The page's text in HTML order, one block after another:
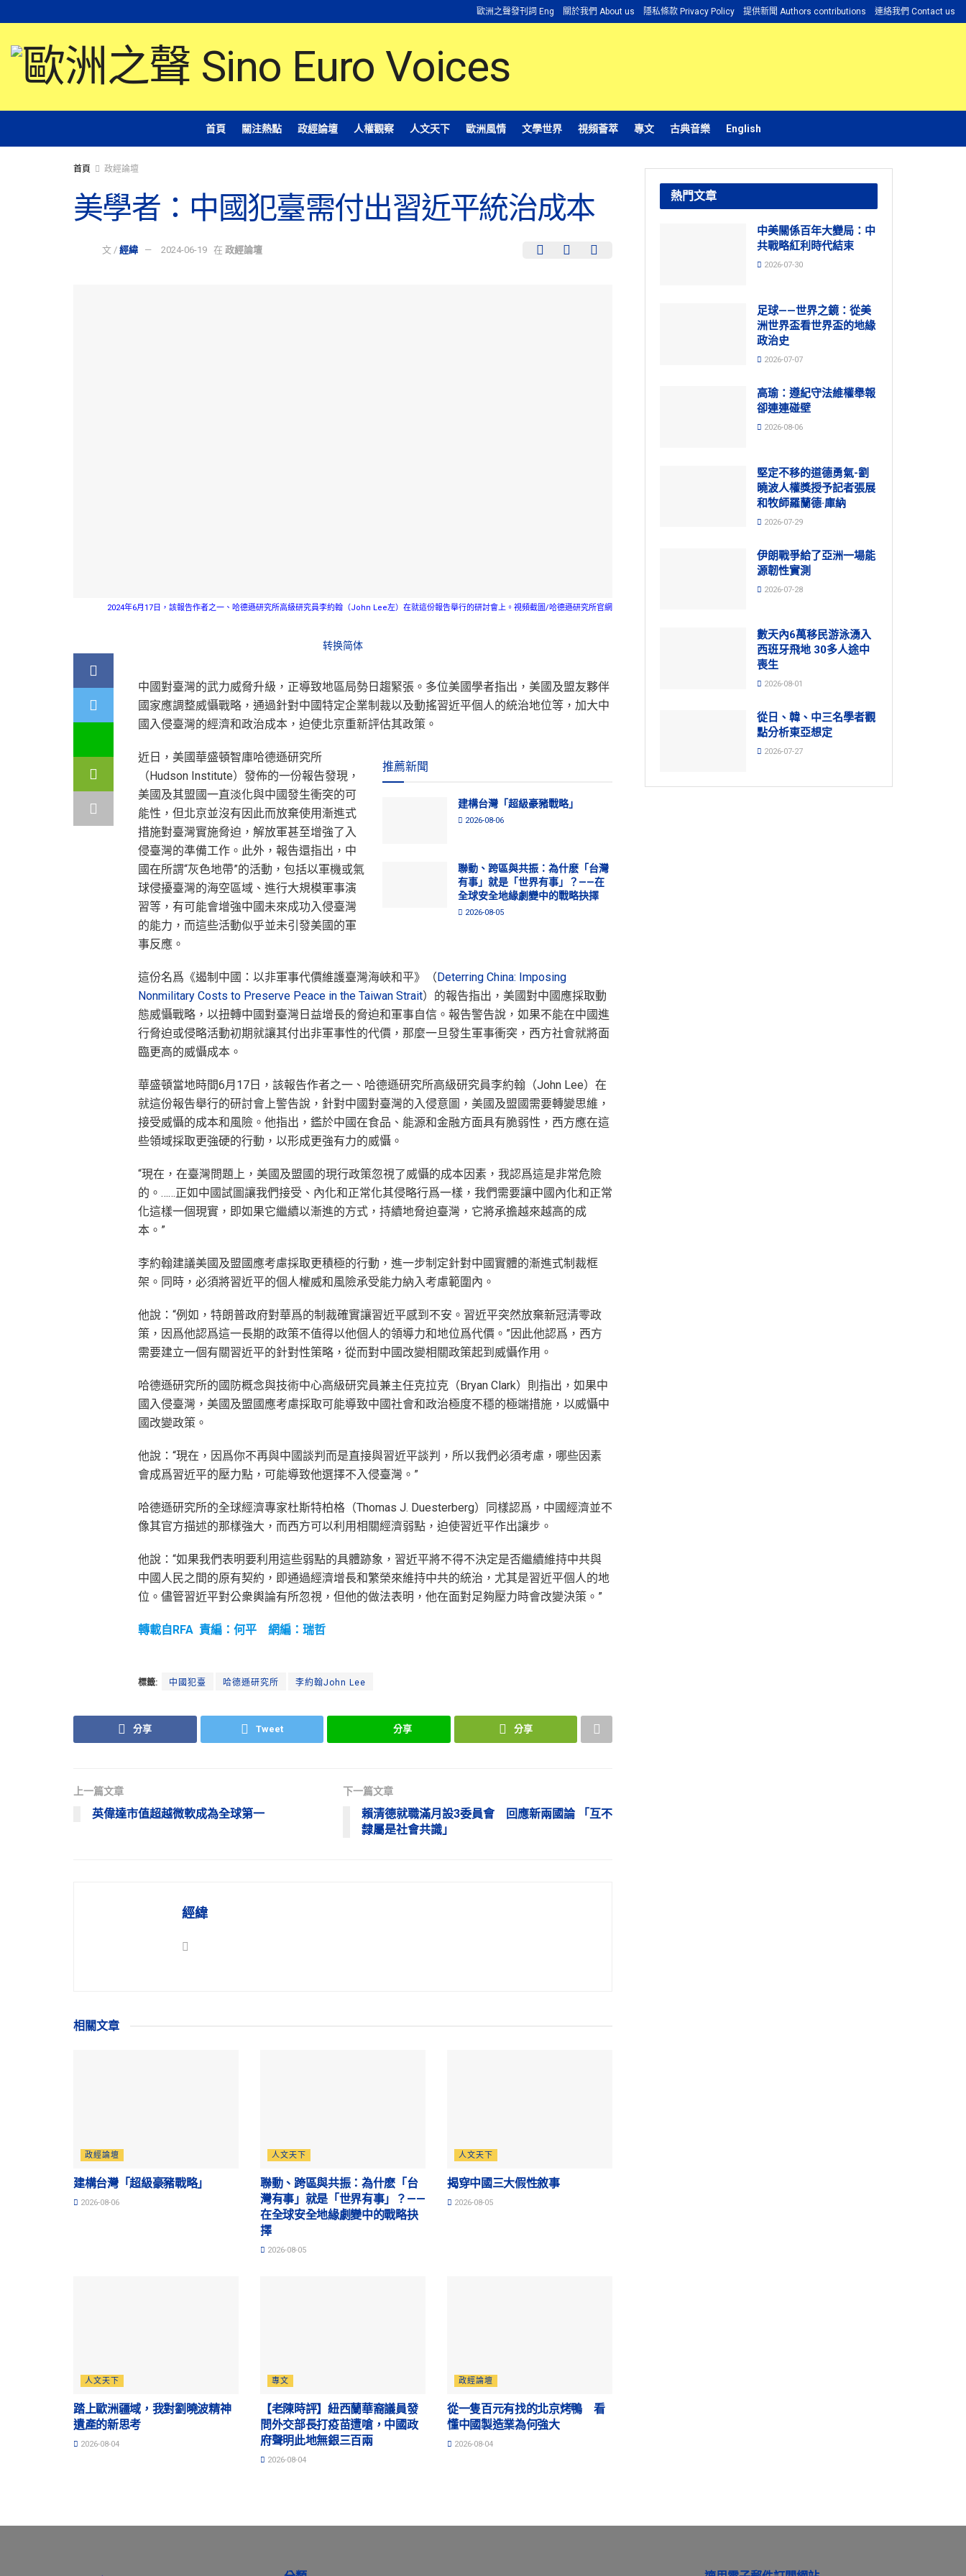
歐洲之聲發刊詞 Eng 關於我們 About us 隱私條款 Privacy Policy 提供新聞 Authors contributions 連絡我們 Contact us
首頁 關注熱點 政經論壇 人權觀察 人文天下 歐洲風情 文學世界 視頻薈萃 專文 古典音樂 English
首頁 政經論壇
美學者：中國犯臺需付出習近平統治成本
文 / 經緯 2024-06-19 在 政經論壇
2024年6月17日，該報告作者之一、哈德遜研究所高級研究員李約翰（John Lee左）在就這份報告舉行的研討會上。視頻截圖/哈德遜研究所官網
转换简体
中國對臺灣的武力威脅升級，正導致地區局勢日趨緊張。多位美國學者指出，美國及盟友夥伴
國家應調整威懾戰略，通過針對中國特定企業制裁以及動搖習近平個人的統治地位等，加大中
國入侵臺灣的經濟和政治成本，迫使北京重新評估其政策。
推薦新聞
建構台灣「超級豪豬戰略」
2026-08-06
聯動、跨區與共振：為什麽「台灣
有事」就是「世界有事」？——在
全球安全地緣劇變中的戰略抉擇
2026-08-05
近日，美國華盛頓智庫哈德遜研究所
（Hudson Institute）發佈的一份報告發現，
美國及其盟國一直淡化與中國發生衝突的可
能性，但北京並沒有因此而放棄使用漸進式
措施對臺灣實施脅迫，解放軍甚至增強了入
侵臺灣的準備工作。此外，報告還指出，中
國在所謂“灰色地帶”的活動，包括以軍機或氣
球侵擾臺灣的海空區域、進行大規模軍事演
習等，有可能會增強中國未來成功入侵臺灣
的能力，而這些活動似乎並未引發美國的軍
事反應。
這份名爲《遏制中國：以非軍事代價維護臺灣海峽和平》（ Deterring China: Imposing
Nonmilitary Costs to Preserve Peace in the Taiwan Strait）的報告指出，美國對中國應採取動
態威懾戰略，以扭轉中國對臺灣日益增長的脅迫和軍事自信。報告警告說，如果不能在中國進
行脅迫或侵略活動初期就讓其付出非軍事性的代價，那麼一旦發生軍事衝突，西方社會就將面
臨更高的威懾成本。
華盛頓當地時間6月17日，該報告作者之一、哈德遜研究所高級研究員李約翰（John Lee）在
就這份報告舉行的研討會上警告說，針對中國對臺灣的入侵意圖，美國及盟國需要轉變思維，
接受威懾的成本和風險。他指出，鑑於中國在食品、能源和金融方面具有脆弱性，西方應在這
些領域採取更強硬的行動，以形成更強有力的威懾。
“現在，在臺灣問題上，美國及盟國的現行政策忽視了威懾的成本因素，我認爲這是非常危險
的。……正如中國試圖讓我們接受、內化和正常化其侵略行爲一樣，我們需要讓中國內化和正常
化這樣一個現實，即如果它繼續以漸進的方式，持續地脅迫臺灣，它將承擔越來越高的成
本。”
李約翰建議美國及盟國應考慮採取更積極的行動，進一步制定針對中國實體的漸進式制裁框
架。同時，必須將習近平的個人權威和風險承受能力納入考慮範圍內。
他說：“例如，特朗普政府對華爲的制裁確實讓習近平感到不安。習近平突然放棄新冠清零政
策，因爲他認爲這一長期的政策不值得以他個人的領導力和地位爲代價。”因此他認爲，西方
需要建立一個有關習近平的針對性策略，從而對中國改變相關政策起到威懾作用。
哈德遜研究所的國防概念與技術中心高級研究員兼主任克拉克（Bryan Clark）則指出，如果中
國入侵臺灣，美國及盟國應考慮採取可能導致中國社會和政治極度不穩的極端措施，以威懾中
國改變政策。
他說：“現在，因爲你不再與中國談判而是直接與習近平談判，所以我們必須考慮，哪些因素
會成爲習近平的壓力點，可能導致他選擇不入侵臺灣。”
哈德遜研究所的全球經濟專家杜斯特柏格（Thomas J. Duesterberg）同樣認爲，中國經濟並不
像其官方描述的那樣強大，而西方可以利用相關經濟弱點，迫使習近平作出讓步。
他說：“如果我們表明要利用這些弱點的具體跡象，習近平將不得不決定是否繼續維持中共與
中國人民之間的原有契約，即通過經濟增長和繁榮來維持中共的統治，尤其是習近平個人的地
位。儘管習近平對公衆輿論有所忽視，但他的做法表明，他在面對足夠壓力時會改變決策。”
轉載自RFA 責編：何平 網編：瑞哲
標籤: 中國犯臺 哈德遜研究所 李約翰John Lee
分享 Tweet 分享 分享
上一篇文章
英偉達市值超越微軟成為全球第一
下一篇文章
賴清德就職滿月設3委員會 回應新兩國論 「互不
隸屬是社會共識」
經緯
相關文章
政經論壇
建構台灣「超級豪豬戰略」
2026-08-06
人文天下
聯動、跨區與共振：為什麽「台
灣有事」就是「世界有事」？——
在全球安全地緣劇變中的戰略抉
擇
2026-08-05
人文天下
揭穿中國三大假性敘事
2026-08-05
人文天下
踏上歐洲疆域，我對劉曉波精神
遺產的新思考
2026-08-04
專文
【老陳時評】紐西蘭華裔議員發
問外交部長打疫苗遭嗆，中國政
府聲明此地無銀三百兩
2026-08-04
政經論壇
從一隻百元有找的北京烤鴨 看
懂中國製造業為何強大
2026-08-04
熱門文章
中美關係百年大變局：中
共戰略紅利時代結束
2026-07-30
足球——世界之鏡：從美
洲世界盃看世界盃的地緣
政治史
2026-07-07
高瑜：遵紀守法維權舉報
卻連連碰壁
2026-08-06
堅定不移的道德勇氣-劉
曉波人權獎授予記者張展
和牧師羅蘭德·庫納
2026-07-29
伊朗戰爭給了亞洲一場能
源韌性實測
2026-07-28
數天內6萬移民游泳湧入
西班牙飛地 30多人途中
喪生
2026-08-01
從日、韓、中三名學者觀
點分析東亞想定
2026-07-27